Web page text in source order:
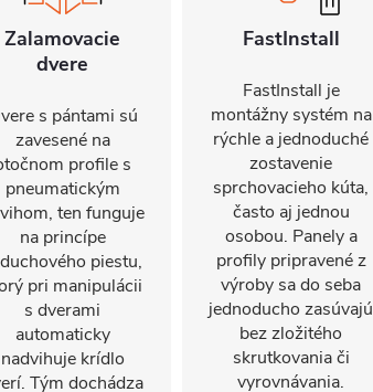
Zalamovacie
dvere
s pántami sú
zavesené na
profile s
pneumatickým
ten funguje
na princípe
piestu,
pri manipulácii
s dverami
automaticky
nadvihuje krídlo
Tým dochádza
FastInstall
FastInstall je
montážny systém na
rýchle a jednoduché
zostavenie
sprchovacieho kúta,
často aj jednou
osobou. Panely a
profily pripravené z
výroby sa do seba
jednoducho zasúvajú
bez zložitého
skrutkovania či
vyrovnávania.